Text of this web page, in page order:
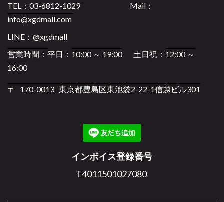
TEL： 03-6812-1029 Mail：
info@xgdmall.com
LINE：@xgdmall
営業時間 ： 平日： 10:00 ～ 19:00 土日祝 ： 12:00 ～
16:00
〒 170-0013 東京都豊島区東池袋2-22-1信越ビル301
インボイス登録番号
T4011501027080